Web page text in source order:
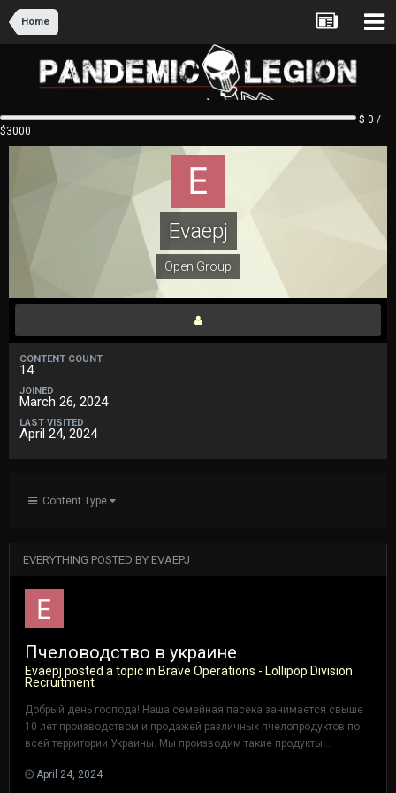
Home
$ 0 /
$3000
Evaepj
Open Group
CONTENT COUNT
14
JOINED
March 26, 2024
LAST VISITED
April 24, 2024
Content Type
EVERYTHING POSTED BY EVAEPJ
Пчеловодство в украине
Evaepj posted a topic in Brave Operations - Lollipop Division
Recruitment
Добрый день господа! Наша семейная пасека занимается свыше
10 лет производством и продажей различных пчелопродуктов по
всей территории Украины. Мы производим такие продукты...
April 24, 2024